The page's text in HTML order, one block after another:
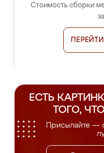
Стоимость сборки
ЕСТЬ
ТОГО,
Присылайте —